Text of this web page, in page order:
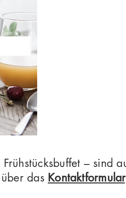
– sind
das Kontaktformular